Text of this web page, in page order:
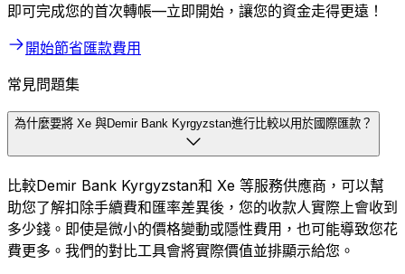
即可完成您的首次轉帳—立即開始，讓您的資金走得更遠！
開始節省匯款費用
常見問題集
為什麼要將 Xe 與Demir Bank Kyrgyzstan進行比較以用於國際匯款？
比較Demir Bank Kyrgyzstan和 Xe 等服務供應商，可以幫
助您了解扣除手續費和匯率差異後，您的收款人實際上會收到
多少錢。即使是微小的價格變動或隱性費用，也可能導致您花
費更多。我們的對比工具會將實際價值並排顯示給您。